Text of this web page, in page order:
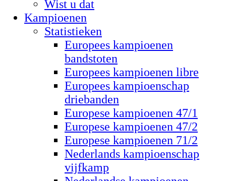
Wist u dat
Kampioenen
Statistieken
Europees kampioenen
bandstoten
Europees kampioenen libre
Europees kampioenschap
driebanden
Europese kampioenen 47/1
Europese kampioenen 47/2
Europese kampioenen 71/2
Nederlands kampioenschap
vijfkamp